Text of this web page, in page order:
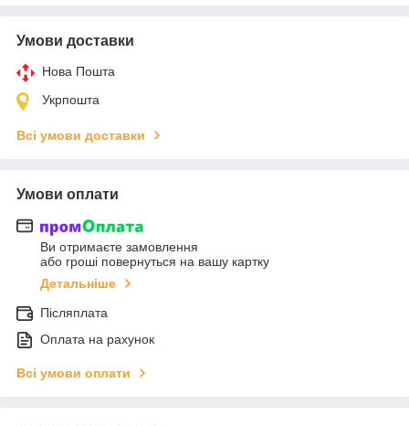
Умови доставки
Нова Пошта
Укрпошта
Всі умови доставки
Умови оплати
Ви отримаєте замовлення
або гроші повернуться на вашу картку
Детальніше
Післяплата
Оплата на рахунок
Всі умови оплати